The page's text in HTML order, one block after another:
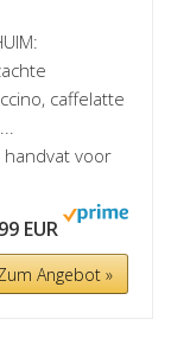
caffelatte
handvat voor
EUR
Angebot »